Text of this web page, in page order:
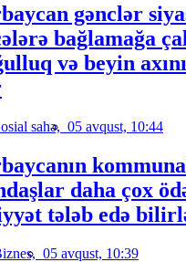
gənclər
bağlamağa
və beyin
sahə, 05 avqust, 10:44
daha çox
tələb edə
05 avqust, 10:39